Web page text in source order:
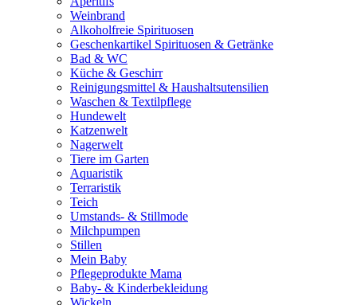
Weinbrand
Alkoholfreie Spirituosen
Geschenkartikel Spirituosen & Getränke
Bad & WC
Küche & Geschirr
Reinigungsmittel & Haushaltsutensilien
Waschen & Textilpflege
Hundewelt
Katzenwelt
Nagerwelt
Tiere im Garten
Aquaristik
Terraristik
Teich
Umstands- & Stillmode
Milchpumpen
Stillen
Mein Baby
Pflegeprodukte Mama
Baby- & Kinderbekleidung
Wickeln